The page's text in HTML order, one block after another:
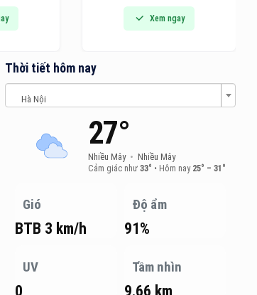
minh,
phòng
ngành logistics của Việt
Nam. Năng lực logistics
lưu chuyển hàng hóa mà còn
quyết định khả năng thu hút
và vị thế của quốc gia trong
chuỗi cung ứng toàn cầu.
Xem ngay
Thời tiết hôm nay
Hà Nội
27°
Nhiều Mây • Nhiều Mây
Cảm giác như 33° • Hôm nay 25° – 31°
Gió
BTB 3 km/h
Độ ẩm
91%
UV
0
Tầm nhìn
9.66 km